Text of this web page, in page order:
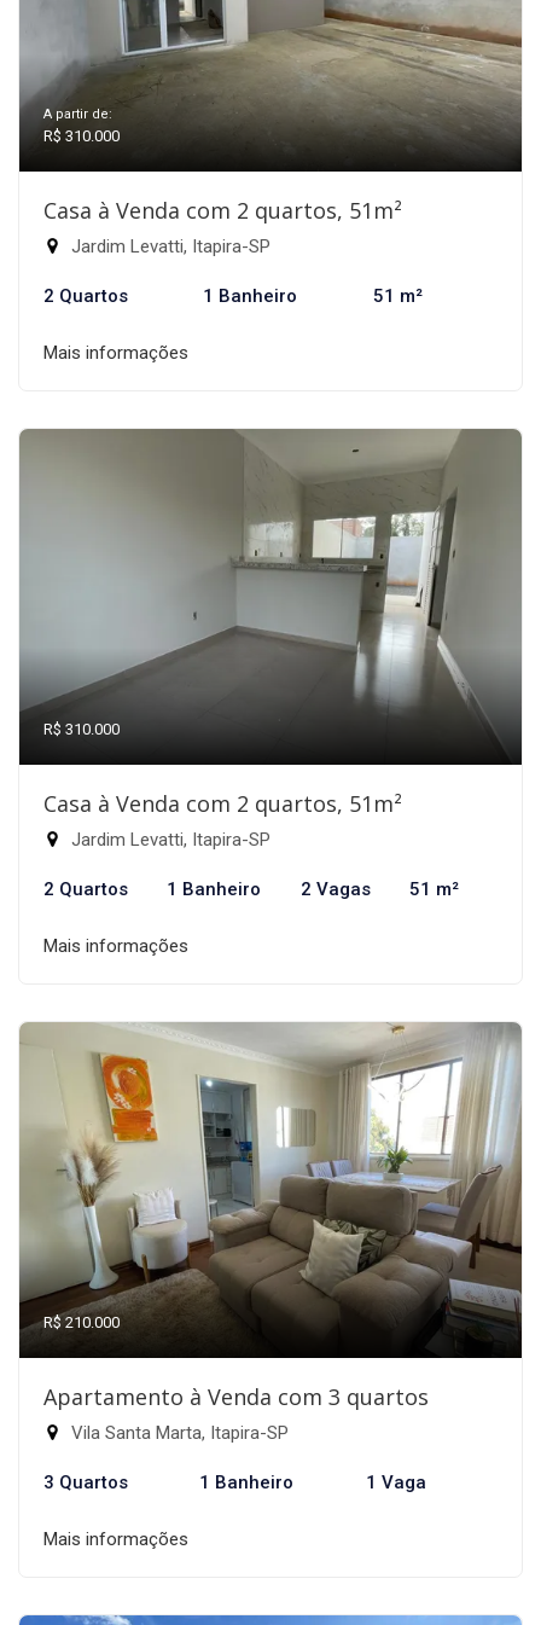
A partir de:
R$ 310.000
Casa à Venda com 2 quartos, 51m²
Jardim Levatti, Itapira-SP
2 Quartos 1 Banheiro 51 m²
Mais informações
R$ 310.000
Casa à Venda com 2 quartos, 51m²
Jardim Levatti, Itapira-SP
2 Quartos 1 Banheiro 2 Vagas 51 m²
Mais informações
R$ 210.000
Apartamento à Venda com 3 quartos
Vila Santa Marta, Itapira-SP
3 Quartos 1 Banheiro 1 Vaga
Mais informações